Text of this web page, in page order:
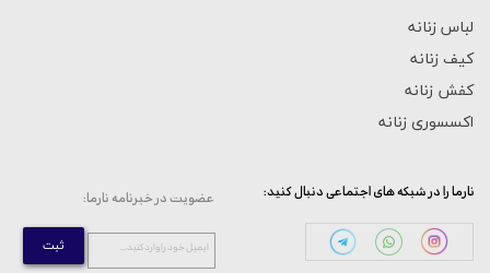
لباس زنانه
کیف زنانه
کفش زنانه
اکسسوری زنانه
:نارما را در شبکه های اجتماعی دنبال کنید :عضویت در خبرنامه نارما
ثبت ...ایمیل خود را وارد کنید